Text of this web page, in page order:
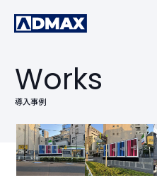
Works
導入事例